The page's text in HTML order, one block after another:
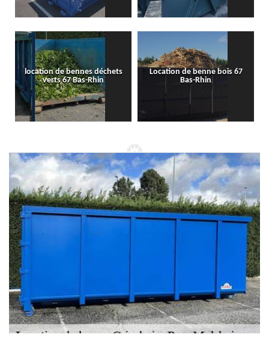
location de bennes déchets
verts 67 Bas-Rhin
Location de benne bois 67
Bas-Rhin